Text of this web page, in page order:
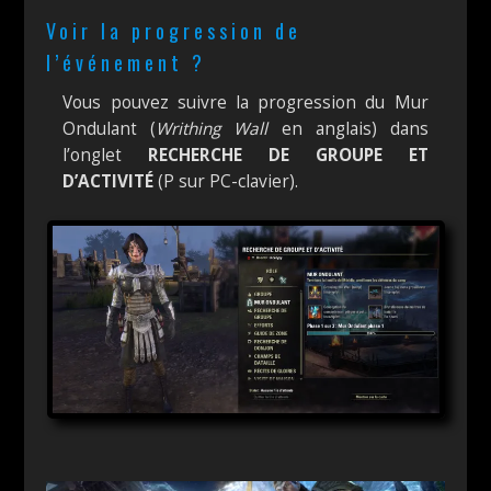
Voir la progression de
l’événement ?
Vous pouvez suivre la progression du Mur
Ondulant (Writhing Wallen anglais) dans
l’onglet RECHERCHE DE GROUPE ET
D’ACTIVITÉ(P sur PC-clavier).